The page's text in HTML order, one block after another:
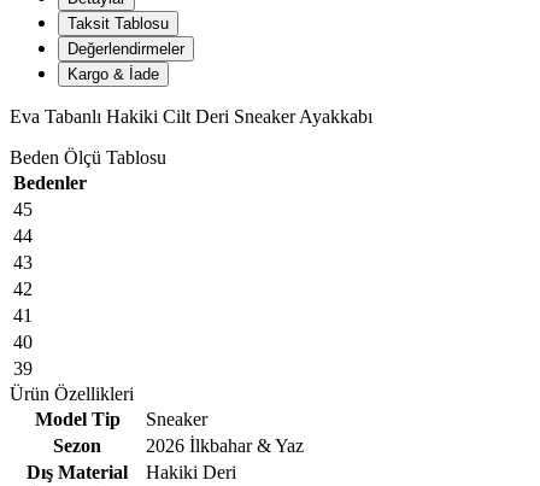
Taksit Tablosu
Değerlendirmeler
Kargo & İade
Eva Tabanlı Hakiki Cilt Deri Sneaker Ayakkabı
Beden Ölçü Tablosu
Bedenler
45
44
43
42
41
40
39
Ürün Özellikleri
Model Tip
Sneaker
Sezon
2026 İlkbahar & Yaz
Dış Material
Hakiki Deri